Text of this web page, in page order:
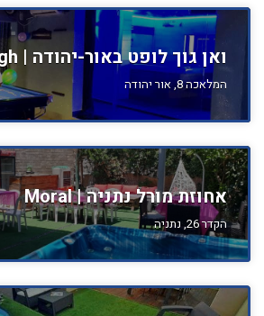
ואן גוך לופט באור-יהודה | Van Gogh
המלאכה 8, אור יהודה
אחוזת מורל נתניה | Moral
הקדר 26, נתניה